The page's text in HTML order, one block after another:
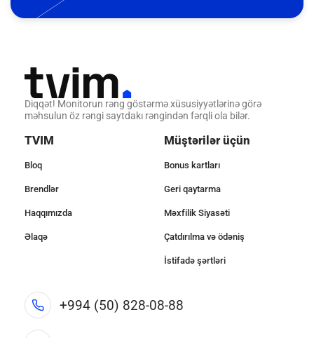
Diqqət! Monitorun rəng göstərmə xüsusiyyətlərinə görə
məhsulun öz rəngi saytdakı rəngindən fərqli ola bilər.
TVIM
Bloq
Brendlər
Haqqımızda
Əlaqə
Müştərilər üçün
Bonus kartları
Geri qaytarma
Məxfilik Siyasəti
Çatdırılma və ödəniş
İstifadə şərtləri
+994 (50) 828-08-88